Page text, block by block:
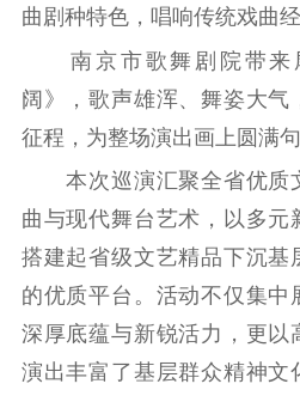
责任编辑注册
曲剧种特色，唱响传统戏曲经
南京市歌舞剧院带来
阔》，歌声雄浑、舞姿大气
征程，为整场演出画上圆满句
本次巡演汇聚全省优质
曲与现代舞台艺术，以多元
搭建起省级文艺精品下沉基
的优质平台。活动不仅集中
深厚底蕴与新锐活力，更以
演出丰富了基层群众精神文